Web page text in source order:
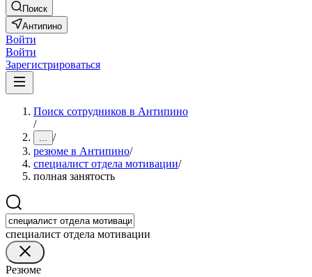
Поиск
Антипино
Войти
Войти
Зарегистрироваться
Поиск сотрудников в Антипино
/
... /
резюме в Антипино/
специалист отдела мотивации/
полная занятость
специалист отдела мотивации
Резюме